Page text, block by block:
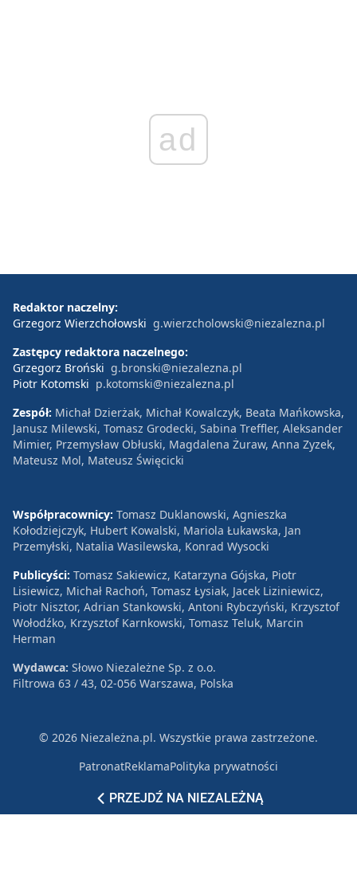
ad
PRZEJDŹ NA NIEZALEŻNĄ
Redaktor naczelny:
Grzegorz Wierzchołowski g.wierzcholowski@niezalezna.pl
Zastępcy redaktora naczelnego:
Grzegorz Broński g.bronski@niezalezna.pl
Piotr Kotomski p.kotomski@niezalezna.pl
Zespół: Michał Dzierżak, Michał Kowalczyk, Beata Mańkowska,
Janusz Milewski, Tomasz Grodecki, Sabina Treffler, Aleksander
Mimier, Przemysław Obłuski, Magdalena Żuraw, Anna Zyzek,
Mateusz Mol, Mateusz Święcicki
Współpracownicy: Tomasz Duklanowski, Agnieszka
Kołodziejczyk, Hubert Kowalski, Mariola Łukawska, Jan
Przemyłski, Natalia Wasilewska, Konrad Wysocki
Publicyści: Tomasz Sakiewicz, Katarzyna Gójska, Piotr
Lisiewicz, Michał Rachoń, Tomasz Łysiak, Jacek Liziniewicz,
Piotr Nisztor, Adrian Stankowski, Antoni Rybczyński, Krzysztof
Wołodźko, Krzysztof Karnkowski, Tomasz Teluk, Marcin
Herman
Wydawca: Słowo Niezależne Sp. z o.o.
Filtrowa 63 / 43, 02-056 Warszawa, Polska
© 2026 Niezależna.pl. Wszystkie prawa zastrzeżone.
PatronatReklamaPolityka prywatności